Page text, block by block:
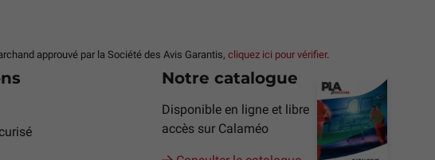
approuvé par la Société des Avis Garantis, cliquez ici pour vérifier.
Notre catalogue
Disponible en ligne et libre
accès sur Calaméo